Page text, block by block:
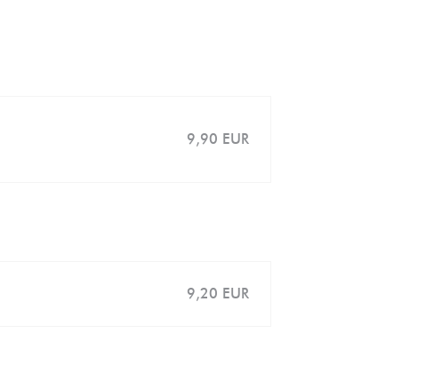
9,90 EUR
9,20 EUR